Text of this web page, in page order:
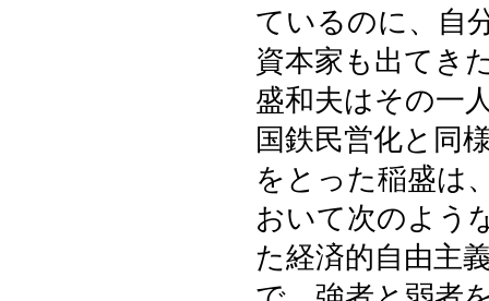
ているのに、自
資本家も出てき
盛和夫はその一
国鉄民営化と同
をとった稲盛は
おいて次のよう
た経済的自由主